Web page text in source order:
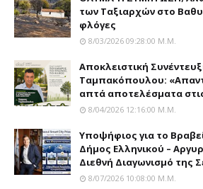
των Tαξιαρχών στο
φλόγες
8/03/2026 09:28:00 Μ.μ.
Αποκλειστική
Ταμπακόπουλου:
απτά αποτελέσματα στις
8/04/2026 12:16:00 Μ.μ.
Yποψήφιος για το
Δήμος Ελληνικού –
Διεθνή Διαγωνισμό της
8/07/2026 10:08:00 Μ.μ.